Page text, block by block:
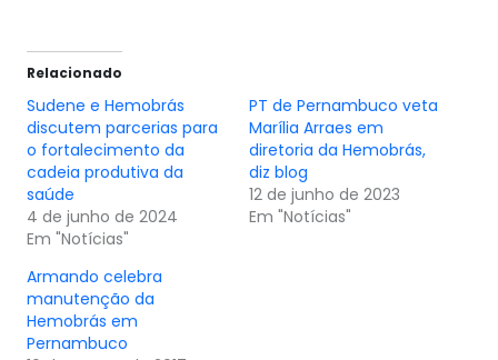
Relacionado
Sudene e Hemobrás
discutem parcerias para
o fortalecimento da
cadeia produtiva da
saúde
4 de junho de 2024
Em "Notícias"
PT de Pernambuco veta
Marília Arraes em
diretoria da Hemobrás,
diz blog
12 de junho de 2023
Em "Notícias"
Armando celebra
manutenção da
Hemobrás em
Pernambuco